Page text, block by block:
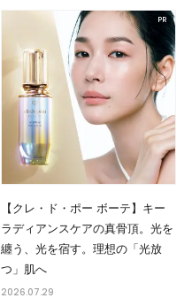
【クレ・ド・ポー ボーテ】キー
ラディアンスケアの真骨頂。光を
纏う、光を宿す。理想の「光放
つ」肌へ
2026.07.29